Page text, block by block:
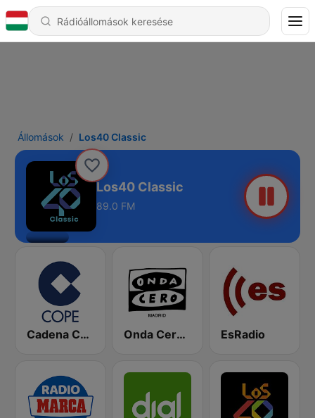
Állomások Los40 Classic
Los40 Classic
89.0 FM
Cadena COPE Onda Cero Madrid EsRadio